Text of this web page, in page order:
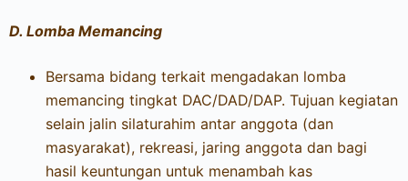
D. Lomba Memancing
Bersama bidang terkait mengadakan lomba
memancing tingkat DAC/DAD/DAP. Tujuan kegiatan
selain jalin silaturahim antar anggota (dan
masyarakat), rekreasi, jaring anggota dan bagi
hasil keuntungan untuk menambah kas